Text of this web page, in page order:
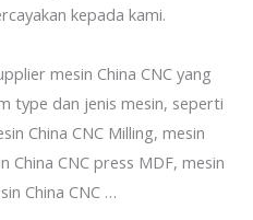
kepada kami.
mesin China CNC yang
type dan jenis mesin, seperti
China CNC Milling, mesin
China CNC press MDF, mesin
China CNC …